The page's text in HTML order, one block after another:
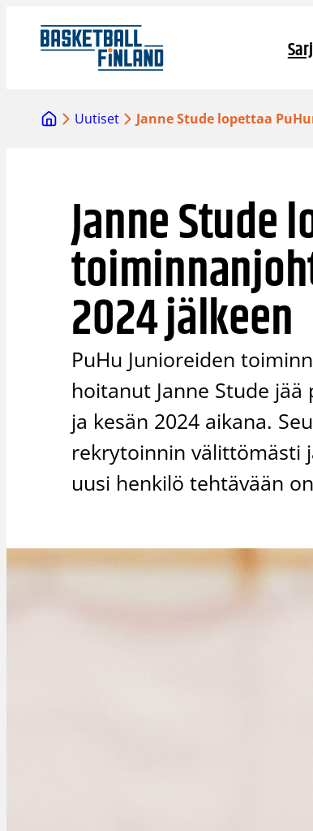
sisältöön
Uutiset Janne Stude lopettaa
Janne Stude
2024 jälkeen
PuHu Junioreiden
hoitanut Janne Stude
ja kesän 2024 aikana.
rekrytoinnin välittömästi
uusi henkilö tehtävään